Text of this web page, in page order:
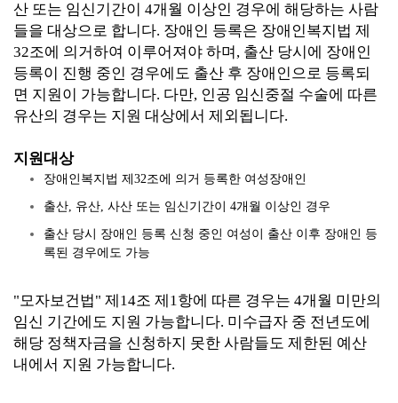
산 또는 임신기간이 4개월 이상인 경우에 해당하는 사람
들을 대상으로 합니다. 장애인 등록은 장애인복지법 제
32조에 의거하여 이루어져야 하며, 출산 당시에 장애인
등록이 진행 중인 경우에도 출산 후 장애인으로 등록되
면 지원이 가능합니다. 다만, 인공 임신중절 수술에 따른
유산의 경우는 지원 대상에서 제외됩니다.
지원대상
장애인복지법 제32조에 의거 등록한 여성장애인
출산, 유산, 사산 또는 임신기간이 4개월 이상인 경우
출산 당시 장애인 등록 신청 중인 여성이 출산 이후 장애인 등
록된 경우에도 가능
"모자보건법" 제14조 제1항에 따른 경우는 4개월 미만의
임신 기간에도 지원 가능합니다. 미수급자 중 전년도에
해당 정책자금을 신청하지 못한 사람들도 제한된 예산
내에서 지원 가능합니다.